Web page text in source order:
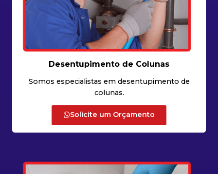
Desentupimento de Colunas
Somos especialistas em desentupimento de
colunas.
Solicite um Orçamento